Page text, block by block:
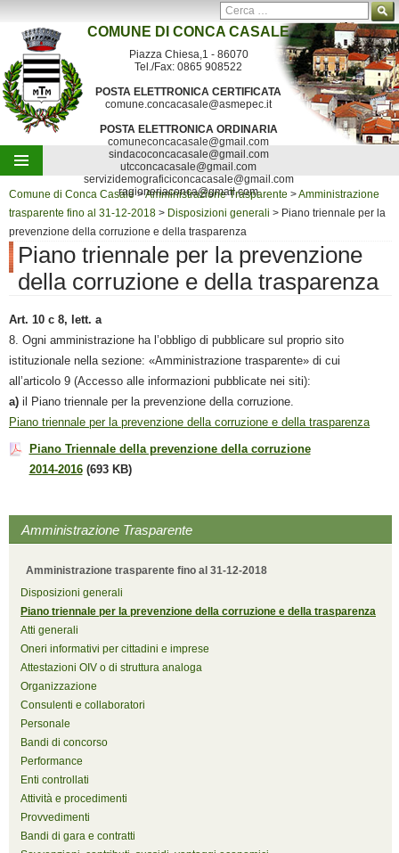
Ricerca per:
Contatti Mappa del sito Segnalazioni
COMUNE DI CONCA CASALE
Piazza Chiesa,1 - 86070
Tel./Fax: 0865 908522
POSTA ELETTRONICA CERTIFICATA
comune.concacasale@asmepec.it
POSTA ELETTRONICA ORDINARIA
comuneconcacasale@gmail.com
sindacoconcacasale@gmail.com
utcconcacasale@gmail.com
servizidemograficiconcacasale@gmail.com
ragioneriaconca@gmail.com
Vai al contenuto
Comune di Conca Casale>Amministrazione Trasparente >Amministrazione
trasparente fino al 31-12-2018 > Disposizioni generali > Piano triennale per la
prevenzione della corruzione e della trasparenza
Piano triennale per la prevenzione
della corruzione e della trasparenza
Art. 10 c 8, lett. a
8. Ogni amministrazione ha l’obbligo di pubblicare sul proprio sito
istituzionale nella sezione: «Amministrazione trasparente» di cui
all’articolo 9 (Accesso alle informazioni pubblicate nei siti):
a) il Piano triennale per la prevenzione della corruzione.
Piano triennale per la prevenzione della corruzione e della trasparenza
Piano Triennale della prevenzione della corruzione
2014-2016(693 KB)
Amministrazione Trasparente
Amministrazione trasparente fino al 31-12-2018
Disposizioni generali
Piano triennale per la prevenzione della corruzione e della trasparenza
Atti generali
Oneri informativi per cittadini e imprese
Attestazioni OIV o di struttura analoga
Organizzazione
Consulenti e collaboratori
Personale
Bandi di concorso
Performance
Enti controllati
Attività e procedimenti
Provvedimenti
Bandi di gara e contratti